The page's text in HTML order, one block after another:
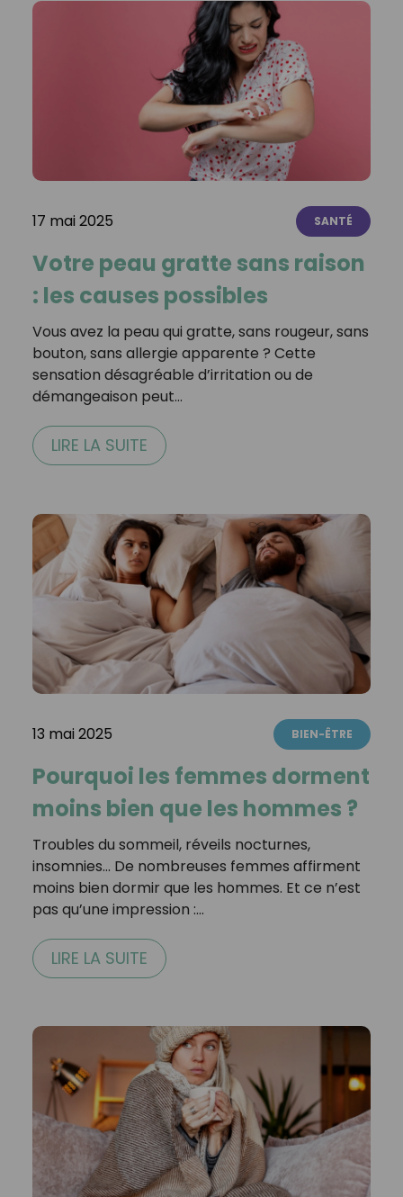
17 mai 2025 SANTÉ
Votre peau gratte sans raison
: les causes possibles
Vous avez la peau qui gratte, sans rougeur, sans
bouton, sans allergie apparente ? Cette
sensation désagréable d’irritation ou de
démangeaison peut…
LIRE LA SUITE
13 mai 2025 BIEN-ÊTRE
Pourquoi les femmes dorment
moins bien que les hommes ?
Troubles du sommeil, réveils nocturnes,
insomnies... De nombreuses femmes affirment
moins bien dormir que les hommes. Et ce n’est
pas qu’une impression :…
LIRE LA SUITE